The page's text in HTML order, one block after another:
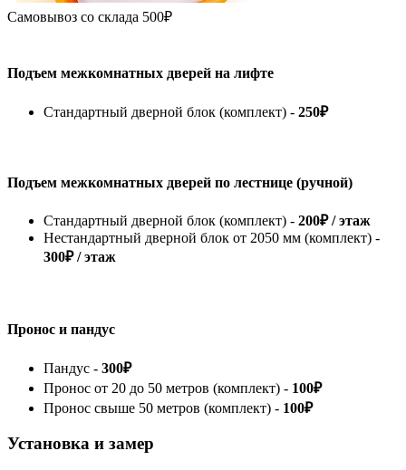
Самовывоз со склада 500₽
Подъем межкомнатных дверей на лифте
Стандартный дверной блок (комплект) - 250₽
Подъем межкомнатных дверей по лестнице (ручной)
Стандартный дверной блок (комплект) - 200₽ / этаж
Нестандартный дверной блок от 2050 мм (комплект) -
300₽ / этаж
Пронос и пандус
Пандус - 300₽
Пронос от 20 до 50 метров (комплект) - 100₽
Пронос свыше 50 метров (комплект) - 100₽
Установка и замер